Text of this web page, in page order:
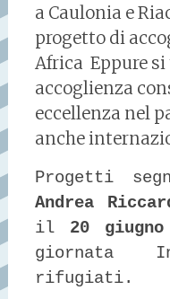
a Caulonia e
progetto di
Africa Eppure
accoglienza
eccellenza nel
anche
Progetti
Andrea
il 20 giugno
giornata
rifugiati.